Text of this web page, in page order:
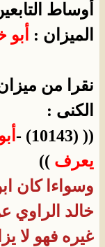
أوساط
الميزان :
نقرا من
الكنى :
(( (10143) -
يعرف ))
وسواءا كان
خالد الراوي
غيره فهو لا